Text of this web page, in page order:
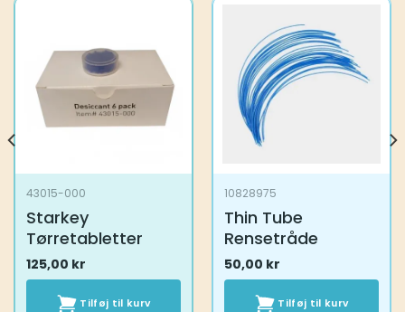
43015-000
Starkey
Tørretabletter
125,00 kr
Tilføj til kurv
10828975
Thin Tube
Rensetråde
50,00 kr
Tilføj til kurv